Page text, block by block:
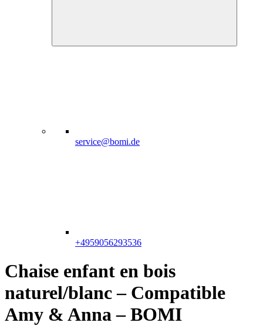
service@bomi.de
+4959056293536
Chaise enfant en bois
naturel/blanc – Compatible
Amy & Anna – BOMI